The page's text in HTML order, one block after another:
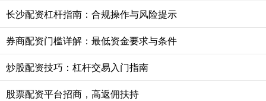
长沙配资杠杆指南：合规操作与风险提示
券商配资门槛详解：最低资金要求与条件
炒股配资技巧：杠杆交易入门指南
股票配资平台招商，高返佣扶持